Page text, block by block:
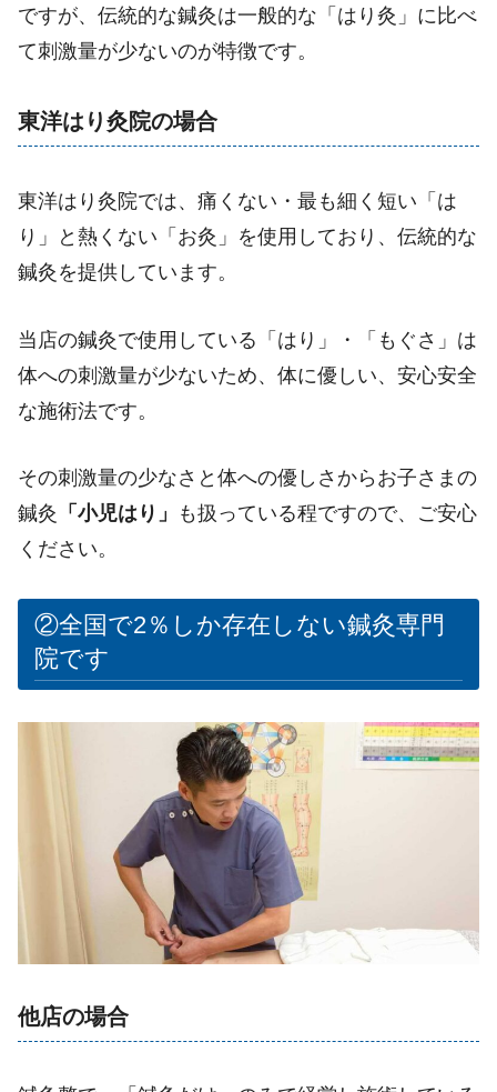
ですが、伝統的な鍼灸は一般的な「はり灸」に比べ
て刺激量が少ないのが特徴です。
東洋はり灸院の場合
東洋はり灸院では、痛くない・最も細く短い「は
り」と熱くない「お灸」を使用しており、伝統的な
鍼灸を提供しています。
当店の鍼灸で使用している「はり」・「もぐさ」は
体への刺激量が少ないため、体に優しい、安心安全
な施術法です。
その刺激量の少なさと体への優しさからお子さまの
鍼灸 「小児はり」
も扱っている程ですので、ご安心
ください。
②全国で2％しか存在しない鍼灸専門
院です
他店の場合